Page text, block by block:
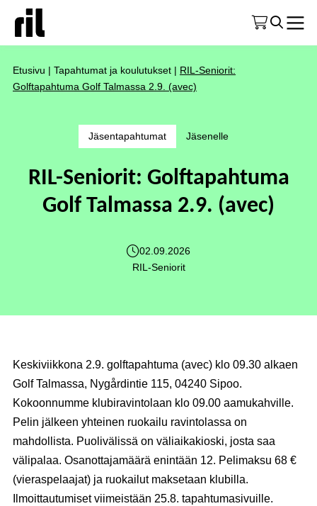
Etusivu | Tapahtumat ja koulutukset | RIL-Seniorit:
Golftapahtuma Golf Talmassa 2.9. (avec)
Jäsentapahtumat Jäsenelle
RIL-Seniorit: Golftapahtuma
Golf Talmassa 2.9. (avec)
02.09.2026
RIL-Seniorit
Keskiviikkona 2.9. golftapahtuma (avec) klo 09.30 alkaen
Golf Talmassa, Nygårdintie 115, 04240 Sipoo.
Kokoonnumme klubiravintolaan klo 09.00 aamukahville.
Pelin jälkeen yhteinen ruokailu ravintolassa on
mahdollista. Puolivälissä on väliaikakioski, josta saa
välipalaa. Osanottajamäärä enintään 12. Pelimaksu 68 €
(vieraspelaajat) ja ruokailut maksetaan klubilla.
Ilmoittautumiset viimeistään 25.8. tapahtumasivuille.